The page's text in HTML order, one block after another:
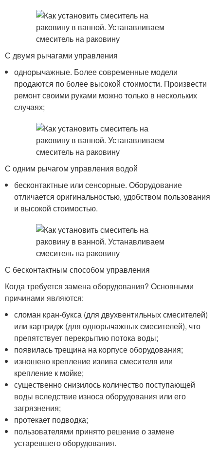
С двумя рычагами управления
однорычажные. Более современные модели
продаются по более высокой стоимости. Произвести
ремонт своими руками можно только в нескольких
случаях;
С одним рычагом управления водой
бесконтактные или сенсорные. Оборудование
отличается оригинальностью, удобством пользования
и высокой стоимостью.
С бесконтактным способом управления
Когда требуется замена оборудования? Основными
причинами являются:
сломан кран-букса (для двухвентильных смесителей)
или картридж (для однорычажных смесителей), что
препятствует перекрытию потока воды;
появилась трещина на корпусе оборудования;
изношено крепление излива смесителя или
крепление к мойке;
существенно снизилось количество поступающей
воды вследствие износа оборудования или его
загрязнения;
протекает подводка;
пользователями принято решение о замене
устаревшего оборудования.